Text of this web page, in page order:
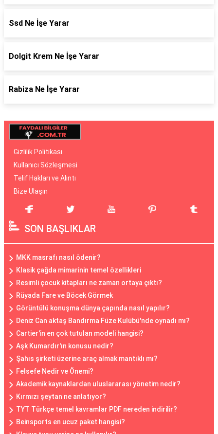
Ssd Ne İşe Yarar
Dolgit Krem Ne İşe Yarar
Rabiza Ne İşe Yarar
Gizlilik Politikası
Kullanıcı Sözleşmesi
Telif Hakları ve Alıntı
Bize Ulaşın
SON BAŞLIKLAR
MKK masrafı nasıl ödenir?
Klasik çağda mimarinin temel özellikleri
Resimli çocuk kitapları ne zaman ortaya çıktı?
Rüyada Fare ve Böcek Görmek
Görüntülü konuşma dünya çapında nasıl yapılır?
Deniz Can aktaş Bandırma Füze Kulübü'nde oynadı mı?
Cartier'in en çok tutulan modeli hangisi?
Aşk Kumardır'ın konusu nedir?
Şahıs şirketi üzerine araç almak mantıklı mı?
Felsefe Nedir ve Önemi?
Akademik kaynaklardan uluslararası yönetim nedir?
Kırmızı şeytan ne anlatıyor?
TYT Türkçe temel kavramlar PDF nereden indirilir?
Beinsports en ucuz paket hangisi?